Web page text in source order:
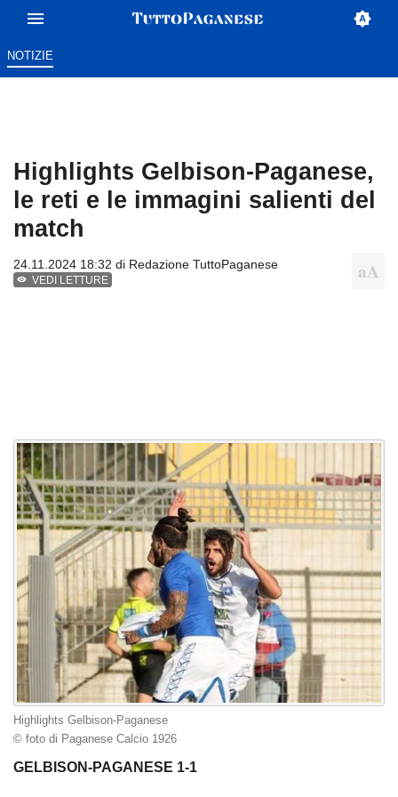
NOTIZIE
Highlights Gelbison-Paganese,
le reti e le immagini salienti del
match
24.11.2024 18:32 di Redazione TuttoPaganese
VEDI LETTURE
Highlights Gelbison-Paganese
© foto di Paganese Calcio 1926
GELBISON-PAGANESE 1-1